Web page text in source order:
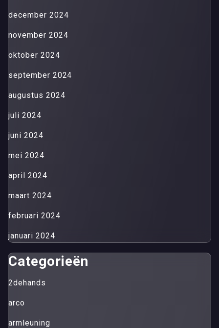
december 2024
november 2024
oktober 2024
september 2024
augustus 2024
juli 2024
juni 2024
mei 2024
april 2024
maart 2024
februari 2024
januari 2024
Categorieën
2dehands
arco
armleuning